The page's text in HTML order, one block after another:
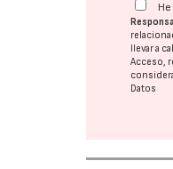
llevar a
Acceso,
Datos